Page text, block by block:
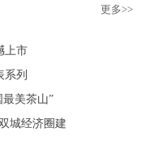
更多>>
上市
系列
美茶山”
城经济圈建